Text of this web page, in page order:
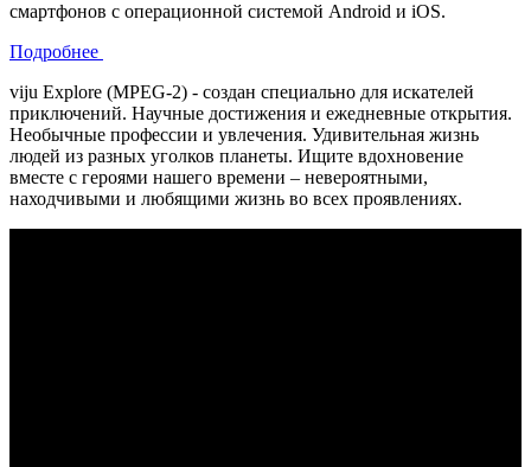
смартфонов с операционной системой Android и iOS.
Подробнее
viju Explore (MPEG-2) - создан специально для искателей
приключений. Научные достижения и ежедневные открытия.
Необычные профессии и увлечения. Удивительная жизнь
людей из разных уголков планеты. Ищите вдохновение
вместе с героями нашего времени – невероятными,
находчивыми и любящими жизнь во всех проявлениях.